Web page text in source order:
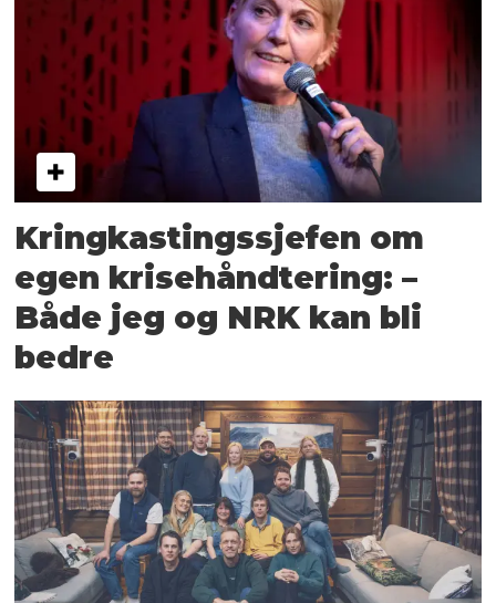
Kringkastingssjefen om
egen krisehåndtering: –
Både jeg og NRK kan bli
bedre